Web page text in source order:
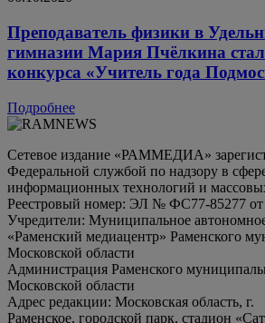
Преподаватель физики в
гимназии Мария Пчёлкина
конкурса «Учитель года
Подробнее
Сетевое издание «РАММЕДИА»
Федеральной службой по надзору в
информационных технологий и
Реестровый номер: ЭЛ № ФС77-85277 от
Учредители: Муниципальное
«Раменский медиацентр» Раменского
Московской области
Администрация Раменского
Московской области
Адрес редакции: Московская область, г.
Раменское, городской парк, стадион